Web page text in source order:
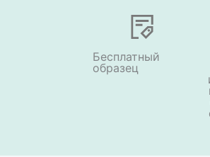
Бесплатный
образец